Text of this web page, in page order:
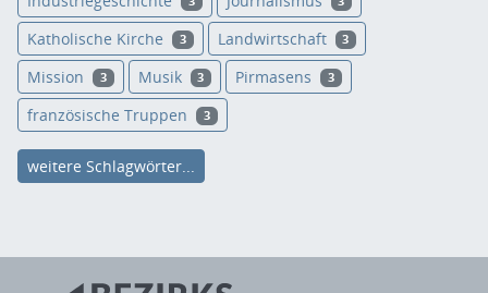
Katholische Kirche 3 Landwirtschaft 3
Mission 3 Musik 3 Pirmasens 3
französische Truppen 3
weitere Schlagwörter...